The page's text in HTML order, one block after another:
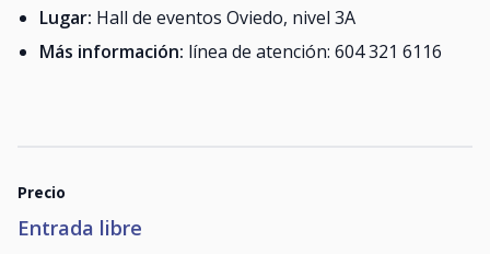
Lugar: Hall de eventos Oviedo, nivel 3A
Más información: línea de atención: 604 321 6116
Precio
Entrada libre